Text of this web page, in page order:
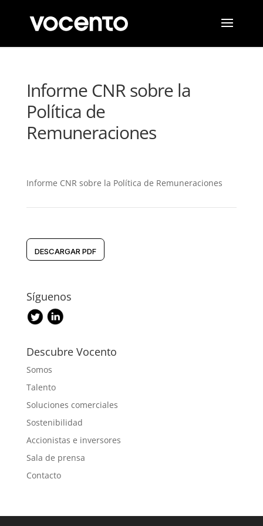
Informe CNR sobre la
Política de
Remuneraciones
Informe CNR sobre la Política de Remuneraciones
DESCARGAR PDF
Síguenos
Descubre Vocento
Somos
Talento
Soluciones comerciales
Sostenibilidad
Accionistas e inversores
Sala de prensa
Contacto